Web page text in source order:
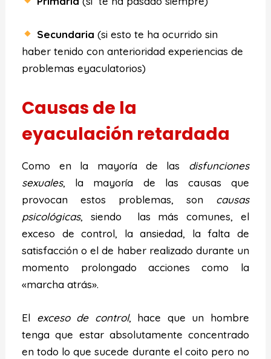
Secundaria (si esto te ha ocurrido sin
haber tenido con anterioridad experiencias de
problemas eyaculatorios)
Causas de la
eyaculación retardada
Como en la mayoría de las disfunciones
sexuales, la mayoría de las causas que
provocan estos problemas, son causas
psicológicas, siendo las más comunes, el
exceso de control, la ansiedad, la falta de
satisfacción o el de haber realizado durante un
momento prolongado acciones como la
«marcha atrás».
El exceso de control, hace que un hombre
tenga que estar absolutamente concentrado
en todo lo que sucede durante el coito pero no